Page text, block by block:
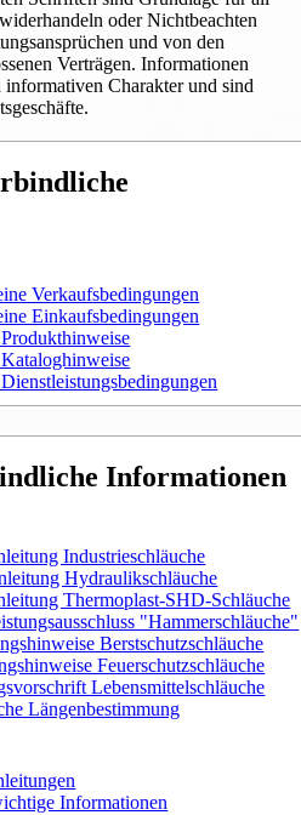
oder Nichtbeachten
und von den
Verträgen. Informationen
Charakter und sind
Verkaufsbedingungen
Einkaufsbedingungen
Informationen
Industrieschläuche
Hydraulikschläuche
Thermoplast-SHD-Schläuche
"Hammerschläuche"
Berstschutzschläuche
Feuerschutzschläuche
Lebensmittelschläuche
Längenbestimmung
Informationen